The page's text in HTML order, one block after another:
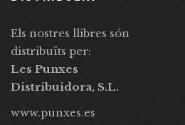
Els nostres llibres són
distribuïts per:
Les Punxes
Distribuidora, S.L.
www.punxes.es